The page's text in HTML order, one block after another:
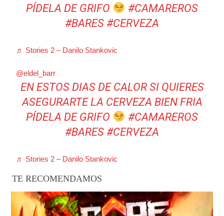
PÍDELA DE GRIFO
#CAMAREROS
#BARES #CERVEZA
♬ Stories 2 – Danilo Stankovic
@eldel_barr
EN ESTOS DIAS DE CALOR SI QUIERES
ASEGURARTE LA CERVEZA BIEN FRIA
PÍDELA DE GRIFO
#CAMAREROS
#BARES #CERVEZA
♬ Stories 2 – Danilo Stankovic
TE RECOMENDAMOS